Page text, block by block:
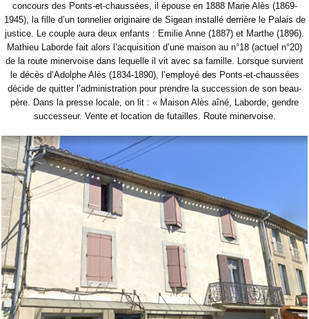
concours des Ponts-et-chaussées, il épouse en 1888 Marie Alès (1869-
1945), la fille d’un tonnelier originaire de Sigean installé derrière le Palais de
justice. Le couple aura deux enfants : Emilie Anne (1887) et Marthe (1896).
Mathieu Laborde fait alors l’acquisition d’une maison au n°18 (actuel n°20)
de la route minervoise dans lequelle il vit avec sa famille. Lorsque survient
le décès d’Adolphe Alès (1834-1890), l’employé des Ponts-et-chaussées
décide de quitter l’administration pour prendre la succession de son beau-
père. Dans la presse locale, on lit : « Maison Alès aîné, Laborde, gendre
successeur. Vente et location de futailles. Route minervoise.